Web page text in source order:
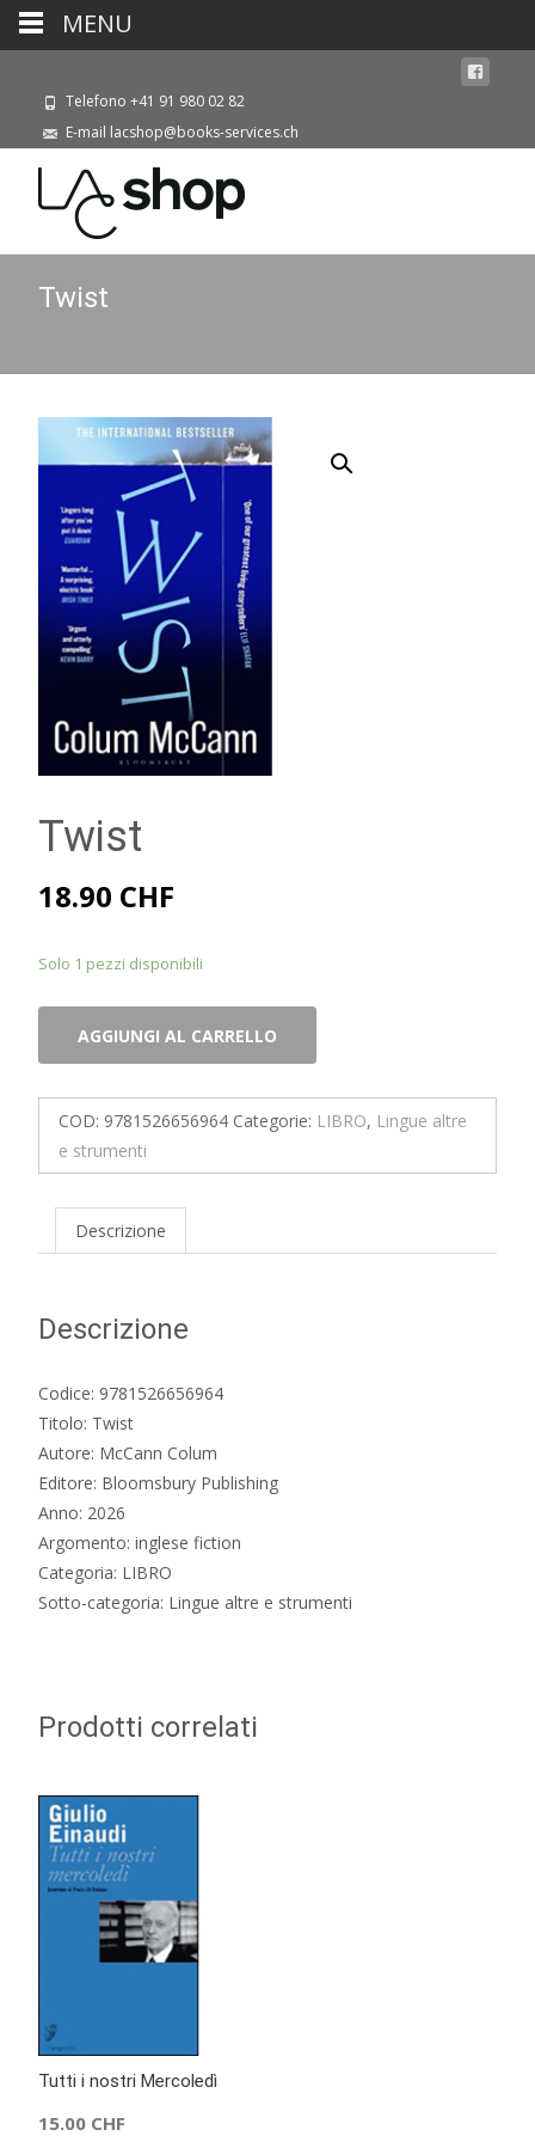
Telefono +41 91 980 02 82
E-mail lacshop@books-services.ch
Twist
Twist
18.90 CHF
Solo 1 pezzi disponibili
quantità
AGGIUNGI AL CARRELLO
COD: 9781526656964 Categorie: LIBRO, Lingue altre
e strumenti
Descrizione
Descrizione
Codice: 9781526656964
Titolo: Twist
Autore: McCann Colum
Editore: Bloomsbury Publishing
Anno: 2026
Argomento: inglese fiction
Categoria: LIBRO
Sotto-categoria: Lingue altre e strumenti
Prodotti correlati
Tutti i nostri Mercoledì
15.00 CHF
MENU